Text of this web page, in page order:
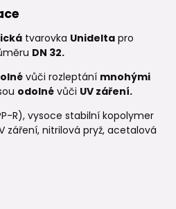
tvarovka Unidelta pro
DN 32.
vůči rozleptání mnohými
odolné vůči UV záření.
R), vysoce stabilní kopolymer
záření, nitrilová pryž, acetalová